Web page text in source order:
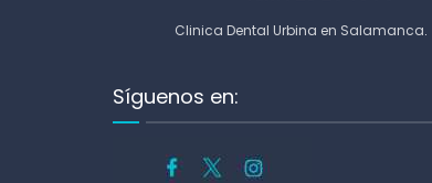
Clinica Dental Urbina en Salamanca.
Síguenos en: